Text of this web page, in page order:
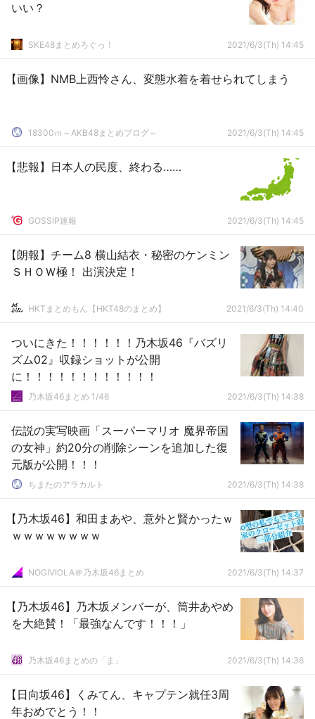
いい？
SKE48まとめろぐっ！ 2021/6/3(Th) 14:45
【画像】NMB上西怜さん、変態水着を着せられてしまう
18300ｍ～AKB48まとめブログ～ 2021/6/3(Th) 14:45
【悲報】日本人の民度、終わる……
GOSSIP速報 2021/6/3(Th) 14:45
【朗報】チーム8 横山結衣・秘密のケンミン
ＳＨＯＷ極！ 出演決定！
HKTまとめもん【HKT48のまとめ】 2021/6/3(Th) 14:40
ついにきた！！！！！！乃木坂46『バズリ
ズム02』収録ショットが公開
に！！！！！！！！！！！！
乃木坂46まとめ 1/46 2021/6/3(Th) 14:38
伝説の実写映画「スーパーマリオ 魔界帝国
の女神」約20分の削除シーンを追加した復
元版が公開！！！
ちまたのアラカルト 2021/6/3(Th) 14:38
【乃木坂46】和田まあや、意外と賢かったｗ
ｗｗｗｗｗｗｗｗ
NOGIVIOLA＠乃木坂46まとめ 2021/6/3(Th) 14:37
【乃木坂46】乃木坂メンバーが、筒井あやめ
を大絶賛！「最強なんです！！！」
乃木坂46まとめの「ま」 2021/6/3(Th) 14:36
【日向坂46】くみてん、キャプテン就任3周
年おめでとう！！